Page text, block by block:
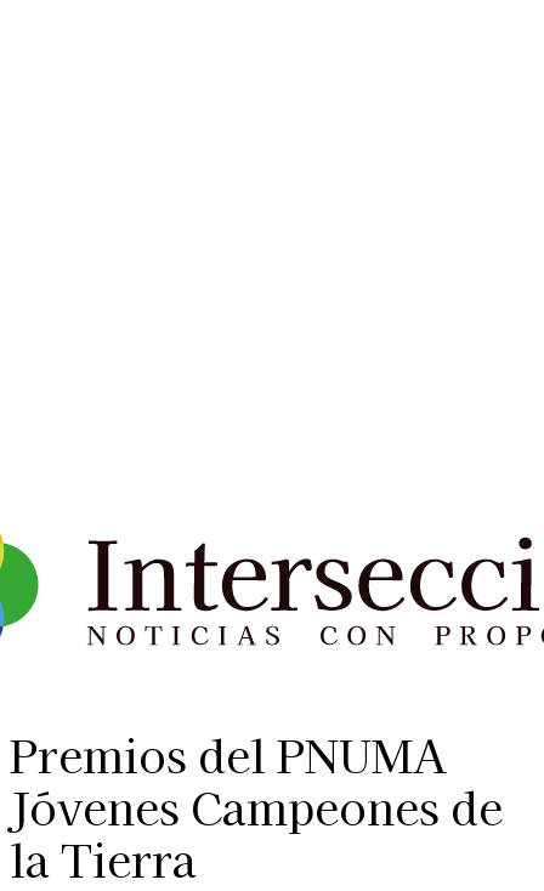
Premios del PNUMA
Jóvenes Campeones de
la Tierra